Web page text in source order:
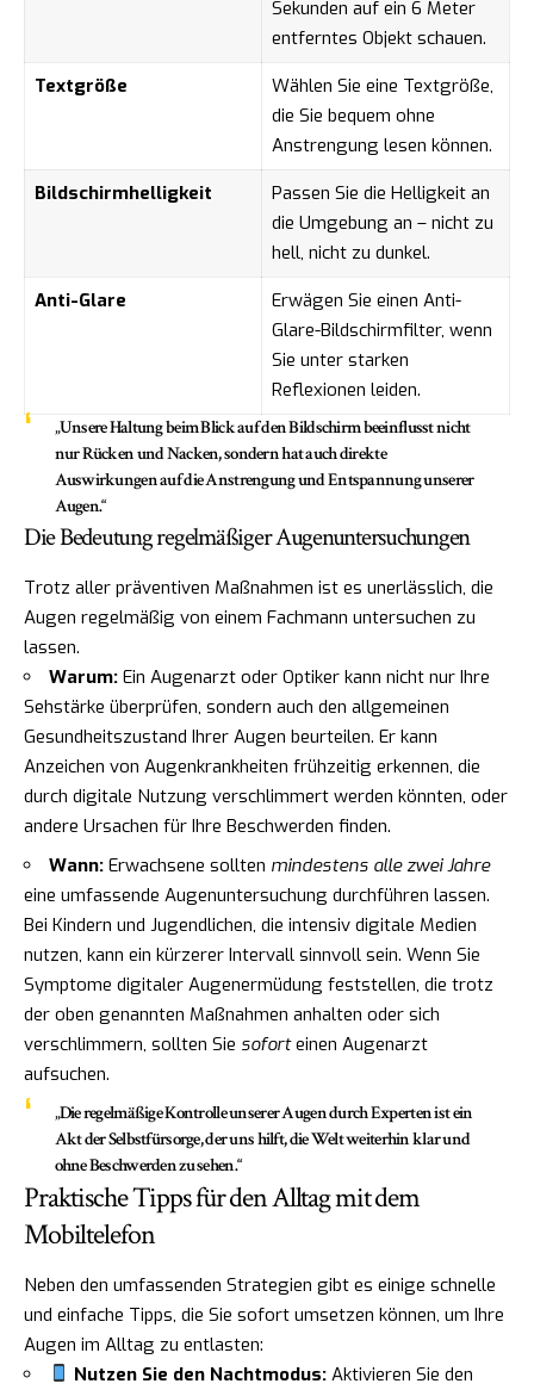
Sekunden auf ein 6 Meter
entferntes Objekt schauen.
Textgröße
Wählen Sie eine Textgröße,
die Sie bequem ohne
Anstrengung lesen können.
Bildschirmhelligkeit
Passen Sie die Helligkeit an
die Umgebung an – nicht zu
hell, nicht zu dunkel.
Anti-Glare
Erwägen Sie einen Anti-
Glare-Bildschirmfilter, wenn
Sie unter starken
Reflexionen leiden.
„Unsere Haltung beim Blick auf den Bildschirm beeinflusst nicht
nur Rücken und Nacken, sondern hat auch direkte
Auswirkungen auf die Anstrengung und Entspannung unserer
Augen.“
Die Bedeutung regelmäßiger Augenuntersuchungen
Trotz aller präventiven Maßnahmen ist es unerlässlich, die
Augen regelmäßig von einem Fachmann untersuchen zu
lassen.
Warum: Ein Augenarzt oder Optiker kann nicht nur Ihre
Sehstärke überprüfen, sondern auch den allgemeinen
Gesundheitszustand Ihrer Augen beurteilen. Er kann
Anzeichen von Augenkrankheiten frühzeitig erkennen, die
durch digitale Nutzung verschlimmert werden könnten, oder
andere Ursachen für Ihre Beschwerden finden.
Wann: Erwachsene sollten mindestens alle zwei Jahre
eine umfassende Augenuntersuchung durchführen lassen.
Bei Kindern und Jugendlichen, die intensiv digitale Medien
nutzen, kann ein kürzerer Intervall sinnvoll sein. Wenn Sie
Symptome digitaler Augenermüdung feststellen, die trotz
der oben genannten Maßnahmen anhalten oder sich
verschlimmern, sollten Sie soforteinen Augenarzt
aufsuchen.
„Die regelmäßige Kontrolle unserer Augen durch Experten ist ein
Akt der Selbstfürsorge, der uns hilft, die Welt weiterhin klar und
ohne Beschwerden zu sehen.“
Praktische Tipps für den Alltag mit dem
Mobiltelefon
Neben den umfassenden Strategien gibt es einige schnelle
und einfache Tipps, die Sie sofort umsetzen können, um Ihre
Augen im Alltag zu entlasten:
Nutzen Sie den Nachtmodus: Aktivieren Sie den